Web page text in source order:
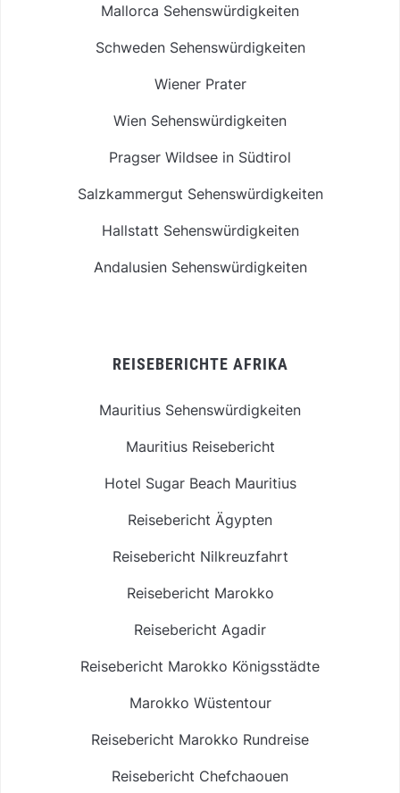
Mallorca Sehenswürdigkeiten
Schweden Sehenswürdigkeiten
Wiener Prater
Wien Sehenswürdigkeiten
Pragser Wildsee in Südtirol
Salzkammergut Sehenswürdigkeiten
Hallstatt Sehenswürdigkeiten
Andalusien Sehenswürdigkeiten
REISEBERICHTE AFRIKA
Mauritius Sehenswürdigkeiten
Mauritius Reisebericht
Hotel Sugar Beach Mauritius
Reisebericht Ägypten
Reisebericht Nilkreuzfahrt
Reisebericht Marokko
Reisebericht Agadir
Reisebericht Marokko Königsstädte
Marokko Wüstentour
Reisebericht Marokko Rundreise
Reisebericht Chefchaouen